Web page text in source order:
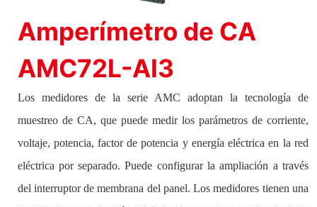
Amperímetro de CA
AMC72L-AI3